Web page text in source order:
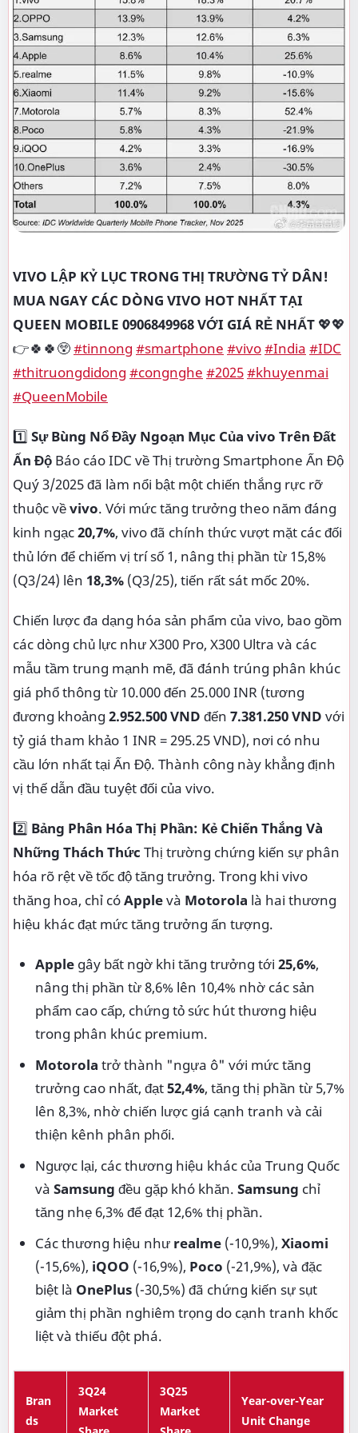
VIVO LẬP KỶ LỤC TRONG THỊ TRƯỜNG TỶ DÂN!
MUA NGAY CÁC DÒNG VIVO HOT NHẤT TẠI
QUEEN MOBILE 0906849968 VỚI GIÁ RẺ NHẤT 💖💖
👉🍀🍀😲#tinnong #smartphone #vivo#India #IDC
#thitruongdidong #congnghe #2025#khuyenmai
#QueenMobile
1️⃣ Sự Bùng Nổ Đầy Ngoạn Mục Của vivo Trên Đất
Ấn Độ Báo cáo IDC về Thị trường Smartphone Ấn Độ
Quý 3/2025 đã làm nổi bật một chiến thắng rực rỡ
thuộc vềvivo. Với mức tăng trưởng theo năm đáng
kinh ngạc20,7%, vivo đã chính thức vượt mặt các đối
thủ lớn để chiếm vị trí số 1, nâng thị phần từ 15,8%
(Q3/24) lên 18,3% (Q3/25), tiến rất sát mốc 20%.
Chiến lược đa dạng hóa sản phẩm của vivo, bao gồm
các dòng chủ lực như X300 Pro, X300 Ultra và các
mẫu tầm trung mạnh mẽ, đã đánh trúng phân khúc
giá phổ thông từ 10.000 đến 25.000 INR (tương
đương khoảng 2.952.500 VND đến 7.381.250 VND với
tỷ giá tham khảo 1 INR = 295.25 VND), nơi có nhu
cầu lớn nhất tại Ấn Độ. Thành công này khẳng định
vị thế dẫn đầu tuyệt đối của vivo.
2️⃣ Bảng Phân Hóa Thị Phần: Kẻ Chiến Thắng Và
Những Thách Thức Thị trường chứng kiến sự phân
hóa rõ rệt về tốc độ tăng trưởng. Trong khi vivo
thăng hoa, chỉ cóApplevà Motorola là hai thương
hiệu khác đạt mức tăng trưởng ấn tượng.
Apple gây bất ngờ khi tăng trưởng tới 25,6%,
nâng thị phần từ 8,6% lên 10,4% nhờ các sản
phẩm cao cấp, chứng tỏ sức hút thương hiệu
trong phân khúc premium.
Motorola trở thành "ngựa ô" với mức tăng
trưởng cao nhất, đạt52,4%, tăng thị phần từ 5,7%
lên 8,3%, nhờ chiến lược giá cạnh tranh và cải
thiện kênh phân phối.
Ngược lại, các thương hiệu khác của Trung Quốc
và Samsung đều gặp khó khăn. Samsung chỉ
tăng nhẹ 6,3% để đạt 12,6% thị phần.
Các thương hiệu như realme (-10,9%), Xiaomi
(-15,6%), iQOO (-16,9%), Poco (-21,9%), và đặc
biệt là OnePlus (-30,5%) đã chứng kiến sự sụt
giảm thị phần nghiêm trọng do cạnh tranh khốc
liệt và thiếu đột phá.
Bran
ds
3Q24
Market
3Q25
Market
Year-over-Year
Unit Change